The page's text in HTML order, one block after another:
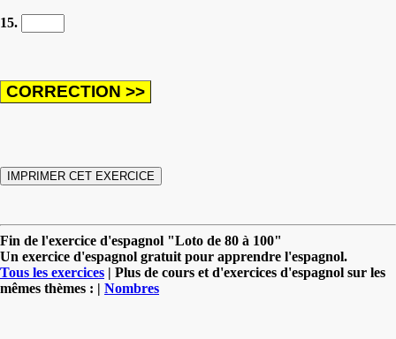
15.
Fin de l'exercice d'espagnol "Loto de 80 à 100"
Un exercice d'espagnol gratuit pour apprendre l'espagnol.
Tous les exercices | Plus de cours et d'exercices d'espagnol sur les
mêmes thèmes : | Nombres